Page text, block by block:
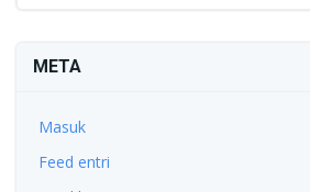
META
Masuk
Feed entri